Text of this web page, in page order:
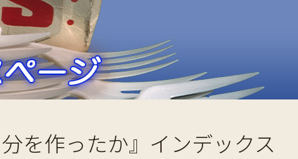
を作ったか』インデックス